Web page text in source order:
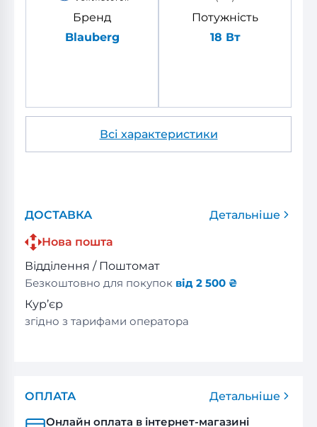
Бренд
Blauberg
Потужність
18 Вт
Всі характеристики
ДОСТАВКА
Детальніше
Нова пошта
Відділення / Поштомат
Безкоштовно для покупок від 2 500 ₴
Кур’єр
згідно з тарифами оператора
ОПЛАТА
Детальніше
Онлайн оплата в інтернет-магазині